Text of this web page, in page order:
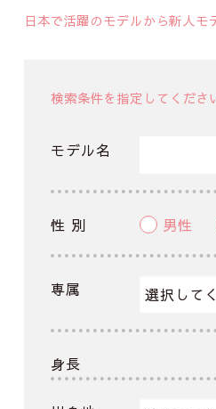
日本で活躍のモデルから新人
検索条件を指定してくださ
モデル名
性 別 男性
専属
身長